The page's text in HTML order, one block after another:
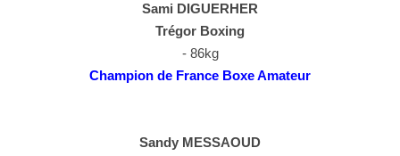
Sami DIGUERHER
Trégor Boxing
- 86kg
Champion de France Boxe Amateur
Sandy MESSAOUD